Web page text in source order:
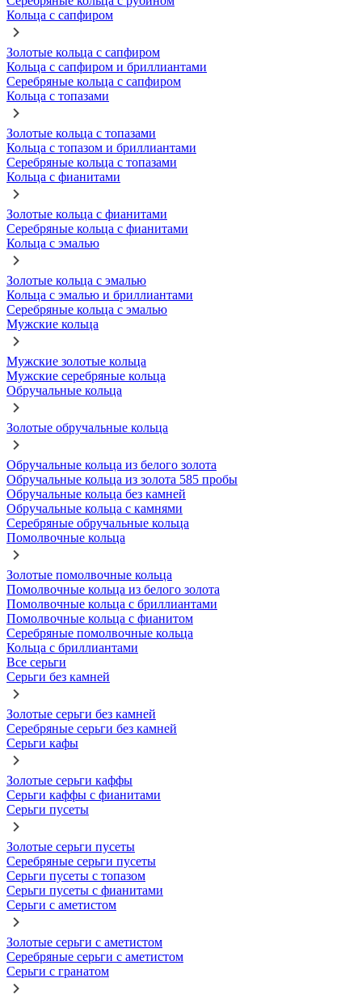
Кольца с сапфиром
Золотые кольца с сапфиром
Кольца с сапфиром и бриллиантами
Серебряные кольца с сапфиром
Кольца с топазами
Золотые кольца с топазами
Кольца с топазом и бриллиантами
Серебряные кольца с топазами
Кольца с фианитами
Золотые кольца с фианитами
Серебряные кольца с фианитами
Кольца с эмалью
Золотые кольца с эмалью
Кольца с эмалью и бриллиантами
Серебряные кольца с эмалью
Мужские кольца
Мужские золотые кольца
Мужские серебряные кольца
Обручальные кольца
Золотые обручальные кольца
Обручальные кольца из белого золота
Обручальные кольца из золота 585 пробы
Обручальные кольца без камней
Обручальные кольца с камнями
Серебряные обручальные кольца
Помолвочные кольца
Золотые помолвочные кольца
Помолвочные кольца из белого золота
Помолвочные кольца с бриллиантами
Помолвочные кольца с фианитом
Серебряные помолвочные кольца
Кольца с бриллиантами
Все серьги
Серьги без камней
Золотые серьги без камней
Серебряные серьги без камней
Серьги кафы
Золотые серьги каффы
Серьги каффы с фианитами
Серьги пусеты
Золотые серьги пусеты
Серебряные серьги пусеты
Серьги пусеты с топазом
Серьги пусеты с фианитами
Серьги с аметистом
Золотые серьги с аметистом
Серебряные серьги с аметистом
Серьги с гранатом